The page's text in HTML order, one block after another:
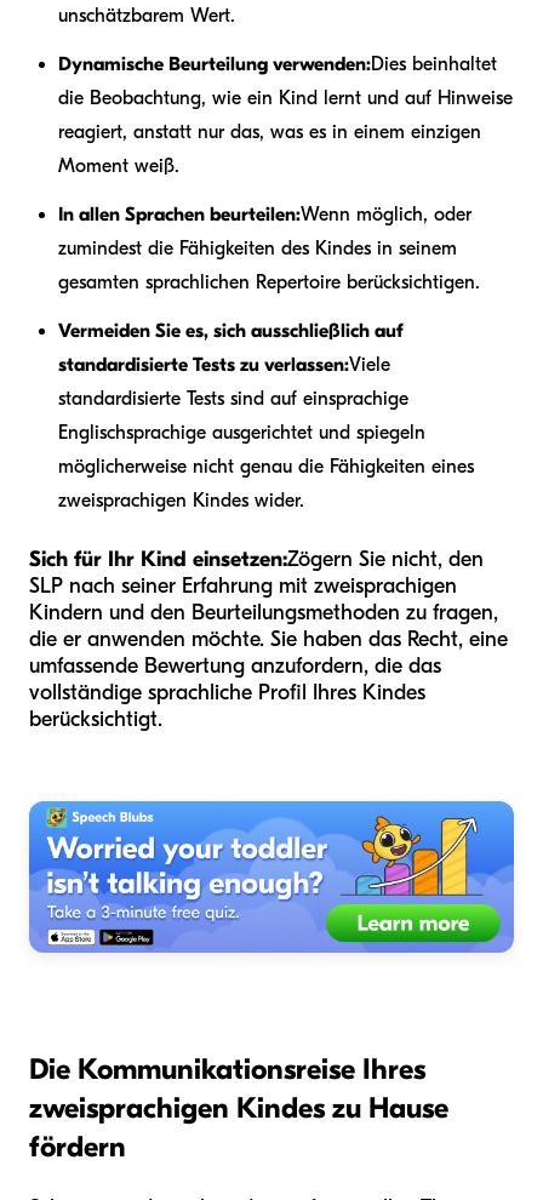
unschätzbarem Wert.
Dynamische Beurteilung verwenden:Dies beinhaltet
die Beobachtung, wie ein Kind lernt und auf Hinweise
reagiert, anstatt nur das, was es in einem einzigen
Moment weiß.
In allen Sprachen beurteilen:Wenn möglich, oder
zumindest die Fähigkeiten des Kindes in seinem
gesamten sprachlichen Repertoire berücksichtigen.
Vermeiden Sie es, sich ausschließlich auf
standardisierte Tests zu verlassen:Viele
standardisierte Tests sind auf einsprachige
Englischsprachige ausgerichtet und spiegeln
möglicherweise nicht genau die Fähigkeiten eines
zweisprachigen Kindes wider.
Sich für Ihr Kind einsetzen:Zögern Sie nicht, den
SLP nach seiner Erfahrung mit zweisprachigen
Kindern und den Beurteilungsmethoden zu fragen,
die er anwenden möchte. Sie haben das Recht, eine
umfassende Bewertung anzufordern, die das
vollständige sprachliche Profil Ihres Kindes
berücksichtigt.
Die Kommunikationsreise Ihres
zweisprachigen Kindes zu Hause
fördern